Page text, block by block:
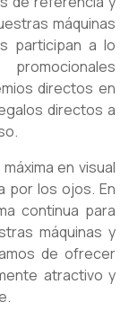
máquinas
participan a lo
directos en
directos a
en visual
por los ojos. En
continua para
máquinas y
de ofrecer
atractivo y